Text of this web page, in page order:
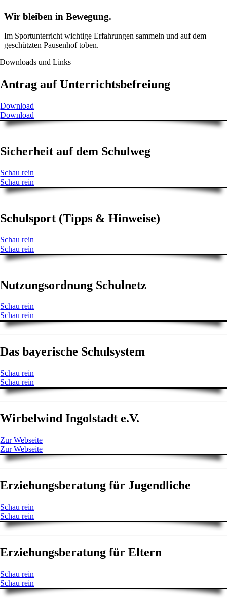
Wir bleiben in Bewegung.
Im Sportunterricht wichtige Erfahrungen sammeln und auf dem
geschützten Pausenhof toben.
Downloads und Links
Antrag auf Unterrichtsbefreiung
Download
Download
Sicherheit auf dem Schulweg
Schau rein
Schau rein
Schulsport (Tipps & Hinweise)
Schau rein
Schau rein
Nutzungsordnung Schulnetz
Schau rein
Schau rein
Das bayerische Schulsystem
Schau rein
Schau rein
Wirbelwind Ingolstadt e.V.
Zur Webseite
Zur Webseite
Erziehungsberatung für Jugendliche
Schau rein
Schau rein
Erziehungsberatung für Eltern
Schau rein
Schau rein